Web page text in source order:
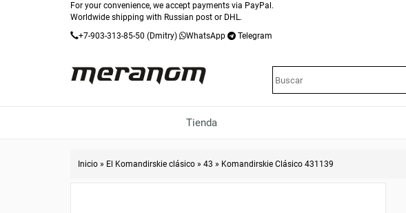
For your convenience, we accept payments via PayPal.
Worldwide shipping with Russian post or DHL.
+7-903-313-85-50 (Dmitry) WhatsApp Telegram
Tienda
Inicio » El Komandirskie clásico » 43 » Komandirskie Clásico 431139